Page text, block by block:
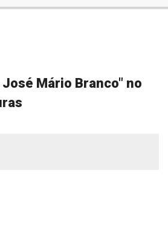
Mário Branco" no